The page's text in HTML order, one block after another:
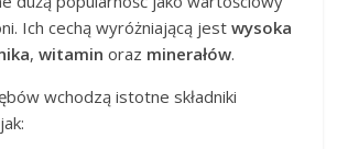
Ich cechą wyróżniającą jestwysoka
,witamin oraz minerałów.
wchodzą istotne składniki